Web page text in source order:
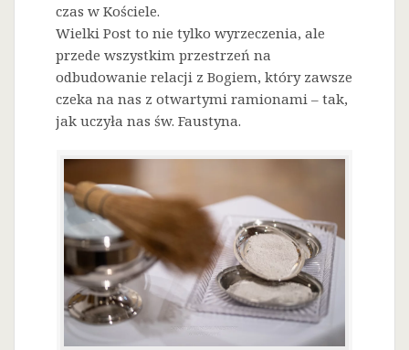
czas w Kościele.
Wielki Post to nie tylko wyrzeczenia, ale
przede wszystkim przestrzeń na
odbudowanie relacji z Bogiem, który zawsze
czeka na nas z otwartymi ramionami – tak,
jak uczyła nas św. Faustyna.